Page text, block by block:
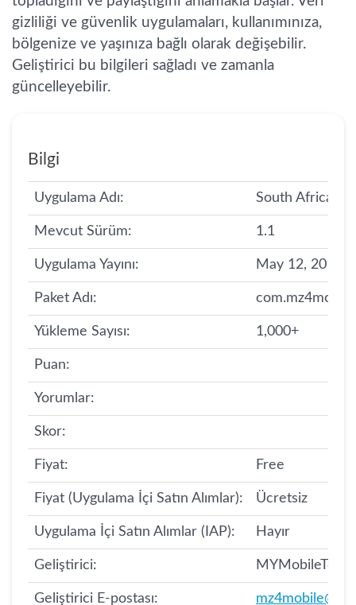
gizliliği ve güvenlik uygulamaları, kullanımınıza,
bölgenize ve yaşınıza bağlı olarak değişebilir.
Geliştirici bu bilgileri sağladı ve zamanla
güncelleyebilir.
Bilgi
Uygulama Adı: South Africa
Mevcut Sürüm: 1.1
Uygulama Yayını: May 12, 2017
Paket Adı:
Yükleme Sayısı: 1,000+
Puan:
Yorumlar:
Skor:
Fiyat: Free
Fiyat (Uygulama İçi Satın Alımlar): Ücretsiz
Uygulama İçi Satın Alımlar (IAP): Hayır
Geliştirici: MYMobileTools
Geliştirici E-postası: